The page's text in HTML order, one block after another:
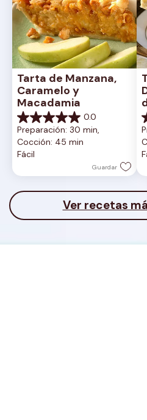
Tarta de Manzana,
Caramelo y
Macadamia
0.0
0.0
de
5
estrellas.
Preparación: 30 min,
Cocción: 45 min
Fácil
Guardar
5
Ver recetas